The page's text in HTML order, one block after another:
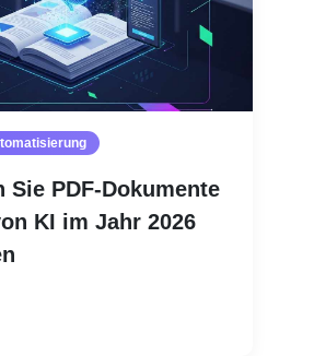
Sie PDF-Dokumente
KI im Jahr 2026